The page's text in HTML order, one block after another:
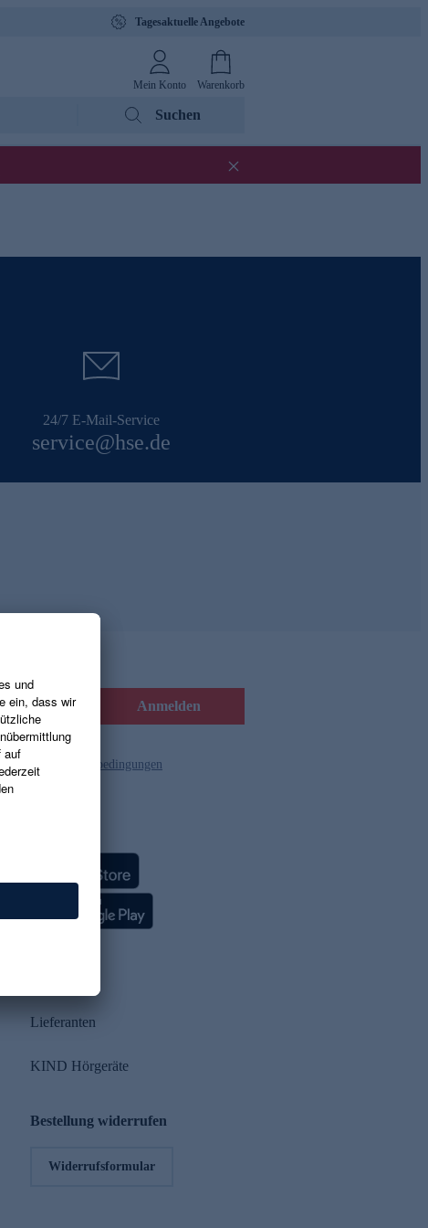
Tagesaktuelle Angebote
Mein Konto Warenkorb
Suchen
24/7 E-Mail-Service
service@hse.de
Anmelden
und die Gutscheinbedingungen
Lieferanten
KIND Hörgeräte
Bestellung widerrufen
Widerrufsformular